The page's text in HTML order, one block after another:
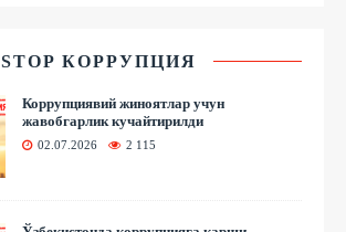
STOP КОРРУПЦИЯ
Коррупциявий жиноятлар учун
жавобгарлик кучайтирилди
02.07.2026 2 115